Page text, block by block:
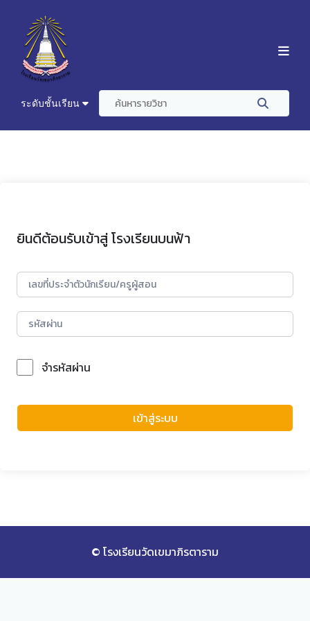
ระดับชั้นเรียน
ยินดีต้อนรับเข้าสู่ โรงเรียนบนฟ้า
จำรหัสผ่าน
เข้าสู่ระบบ
© โรงเรียนวัดเขมาภิรตาราม